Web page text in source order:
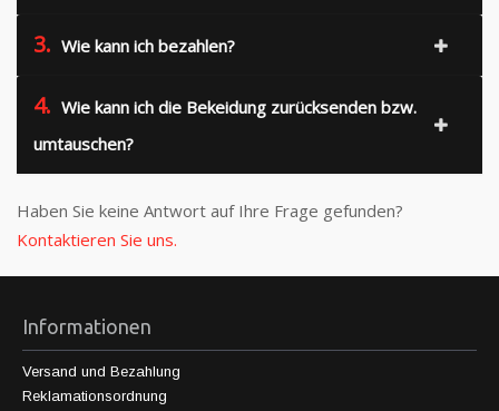
3. Wie kann ich bezahlen?
4. Wie kann ich die Bekeidung zurücksenden bzw.
umtauschen?
Haben Sie keine Antwort auf Ihre Frage gefunden?
Kontaktieren Sie uns.
Informationen
Versand und Bezahlung
Reklamationsordnung